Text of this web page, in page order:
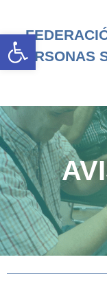
Abrir
PERSONAS